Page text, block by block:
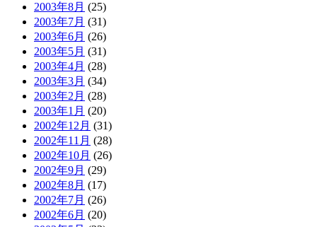
2003年8月 (25)
2003年7月 (31)
2003年6月 (26)
2003年5月 (31)
2003年4月 (28)
2003年3月 (34)
2003年2月 (28)
2003年1月 (20)
2002年12月 (31)
2002年11月 (28)
2002年10月 (26)
2002年9月 (29)
2002年8月 (17)
2002年7月 (26)
2002年6月 (20)